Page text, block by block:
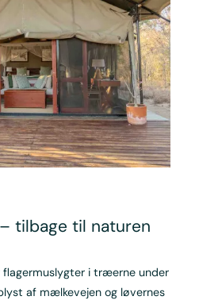
tilbage til naturen
i træerne under
af mælkevejen og løvernes